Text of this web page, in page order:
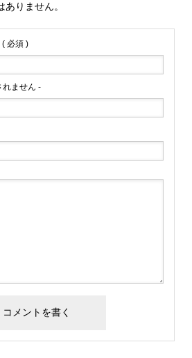
りません。
( 必須 )
れません -